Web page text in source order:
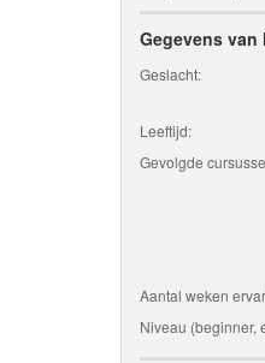
Gegevens
Geslacht:
Leeftijd:
Gevolgde
Aantal weken
Niveau (beginner,